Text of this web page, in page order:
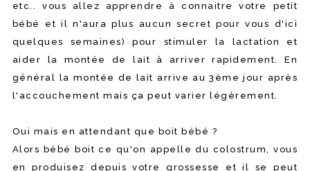
etc.. vous allez apprendre à connaitre votre petit
bébé et il n'aura plus aucun secret pour vous d'ici
quelques semaines) pour stimuler la lactation et
aider la montée de lait à arriver rapidement. En
général la montée de lait arrive au 3ème jour après
l'accouchement mais ça peut varier légèrement.
Oui mais en attendant que boit bébé ?
Alors bébé boit ce qu'on appelle du colostrum, vous
en produisez depuis votre grossesse et il se peut